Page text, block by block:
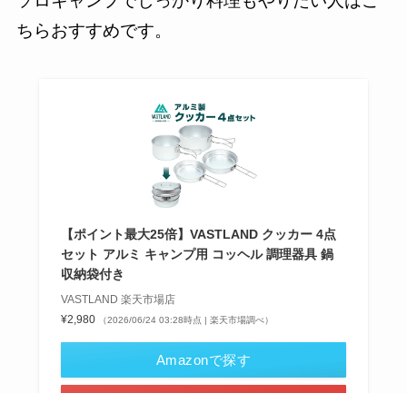
ちらおすすめです。
【ポイント最大25倍】VASTLAND クッカー 4点
セット アルミ キャンプ用 コッヘル 調理器具 鍋
収納袋付き
VASTLAND 楽天市場店
¥2,980
（2026/06/24 03:28時点 | 楽天市場調べ）
Amazonで探す